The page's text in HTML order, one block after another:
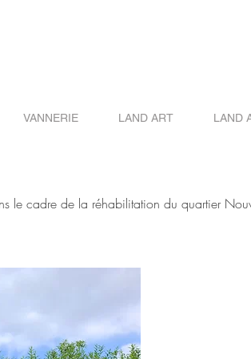
VANNERIE LAND ART LAND
le cadre de la réhabilitation du quartier